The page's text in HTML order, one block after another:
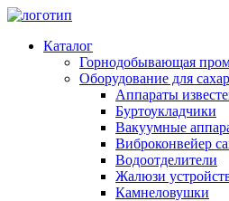
Каталог
Горнодобывающая
Оборудование для
Аппараты
Буртоукладчики
Вакуумные
Виброконвейер
Водоотделители
Жалюзи
Камнеловушки